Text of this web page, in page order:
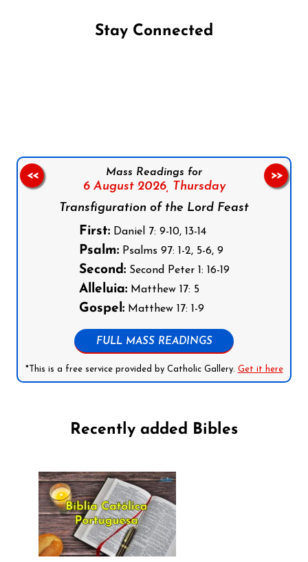
Stay Connected
Mass Readings for
6 August 2026, Thursday
Transfiguration of the Lord Feast
First:Daniel 7: 9-10, 13-14
Psalm:Psalms 97: 1-2, 5-6, 9
Second:Second Peter 1: 16-19
Alleluia:Matthew 17: 5
Gospel:Matthew 17: 1-9
FULL MASS READINGS
*This is a free service provided by Catholic Gallery. Get it here
<< >>
Recently added Bibles